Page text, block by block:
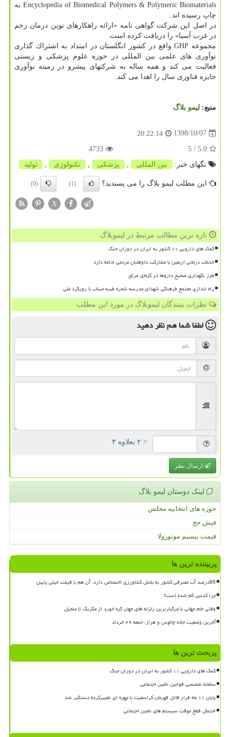
Encyclopedia of Biomedical Polymers & Polymeric Biomaterials به
چاپ رسیده اند.
در اصل این شركت گواهی نامه «ارائه راهكارهای نوین درمان زخم
در غرب آسیا» را دریافت كرده است.
مجموعه GHP واقع در كشور انگلستان در امتداد به اشتراك گذاری
نوآوری های علمی بین المللی در حوزه علوم پزشكی و زیستی
فعالیت می كند و همه ساله به شركتهای پیشرو در زمینه نوآوری
جایزه فناوری سال را اهدا می كند.
منبع: لیمو بلاگ
1398/10/07
20:22:14
5.0
/ 5
4733
تگهای خبر:
بین المللی , پزشكی , تكنولوژی , تولید
این مطلب لیمو بلاگ را می پسندید؟ (1)
(0)
X
تازه ترین مطالب مرتبط در لیموبلاگ
کمک های دارویی ۱۱ کشور به ایران در دوران جنگ
خدمات درمانی اربعین با مشارکت داوطلبان مردمی ادامه دارد
طرز نگهداری صحیح داروها در گرمای عراق
راه اندازی مجتمع فرهنگی شهدای مدرسه شجره طیبه میناب با رویکرد ملی
نظرات بینندگان لیموبلاگ در مورد این مطلب
لطفا شما همنظر دهید
= ۲ بعلاوه ۳
ارسال نظر
لینک دوستان لیمو بلاگ
حوزه های انتخابیه مجلس
فیش حج
قیمت بیسیم موتورولا
پربیننده ترین ها
85درصد آب مصرفی کشور به بخش کشاورزی اختصاص دارد، آن هم با قیمت خیلی پایین
چرا کدئین کم شده است؟
وقتی جام جهانی با مرگبارترین زلزله های جهان گره خورد از مکزیک تا منجیل
آخرین وضعیت جاده چالوس و هراز، جمعه ۲۹ خرداد
پربحث ترین ها
کمک های دارویی ۱۱ کشور به ایران در دوران جنگ
سامانه تخصصی قوانین تأمین اجتماعی
پایان ۱۱ ماه فرار قاتل قهرمان کراسفیت با چهره ای تغییرکرده دستگیر شد
احتمال قطع موقت سیستم های تامین اجتماعی